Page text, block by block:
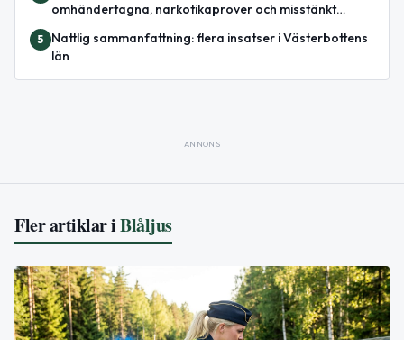
omhändertagna, narkotikaprover och misstänkt
5
Nattlig sammanfattning: flera insatser i Västerbottens
län
ANNONS
Fler artiklar iBlåljus